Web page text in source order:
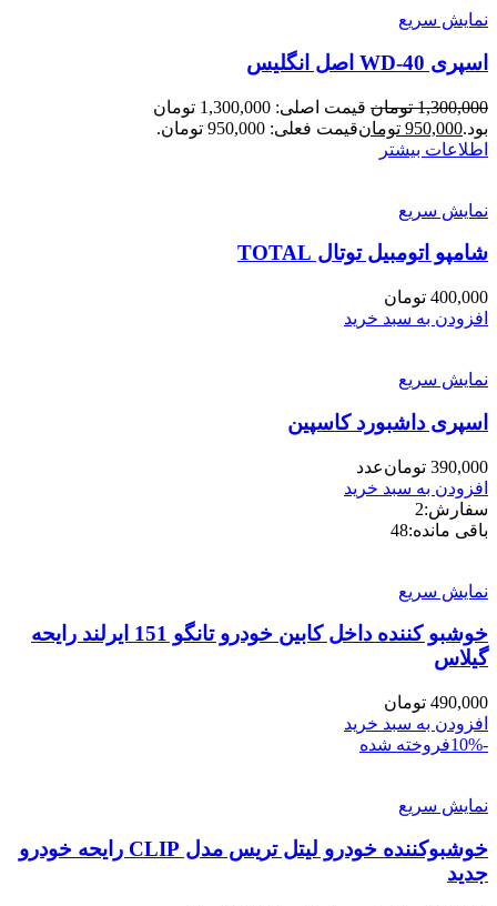
نمایش سریع
اسپری WD-40 اصل انگلیس
1,300,000 تومان
قیمت اصلی: 1,300,000 تومان
بود.950,000 تومانقیمت فعلی: 950,000 تومان.
اطلاعات بیشتر
نمایش سریع
شامپو اتومبیل توتال TOTAL
400,000 تومان
افزودن به سبد خرید
نمایش سریع
اسپری داشبورد کاسپین
390,000 تومانعدد
افزودن به سبد خرید
سفارش:2
باقی مانده:48
نمایش سریع
خوشبو کننده داخل کابین خودرو تانگو 151 ایرلند رایحه
گیلاس
490,000 تومان
افزودن به سبد خرید
-10%
فروخته شده
نمایش سریع
خوشبوکننده خودرو لیتل تریس مدل CLIP رایحه خودرو
جدید